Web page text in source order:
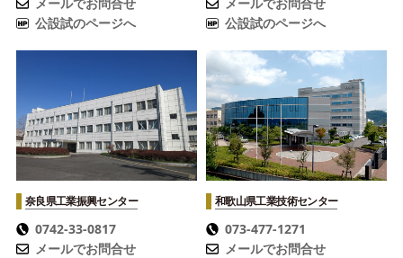
公設試のページへ
公設試のページへ
奈良県工業振興センター
0742-33-0817
メールでお問合せ
和歌山県工業技術センター
073-477-1271
メールでお問合せ